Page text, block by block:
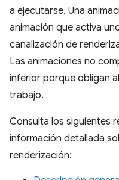
a ejecutarse. Una
animación que activa
canalización de
Las animaciones no
inferior porque obligan
trabajo.
Consulta los siguientes
información detallada
renderización: